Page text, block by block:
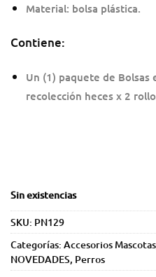
Material: bolsa plástica.
Contiene:
Un (1) paquete de Bolsas
recolección heces x 2
Sin existencias
SKU: PN129
Categorías: Accesorios Mascotas
NOVEDADES, Perros